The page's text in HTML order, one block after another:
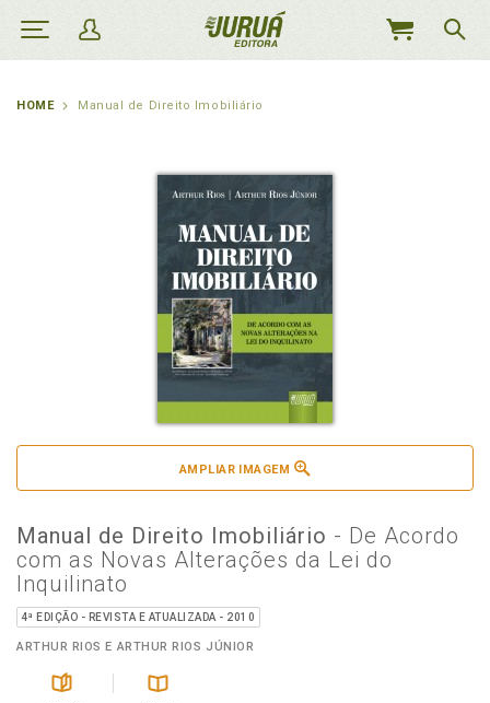
MEU
HOME Manual de Direito Imobiliário
AMPLIAR IMAGEM
Manual de Direito Imobiliário - De Acordo
com as Novas Alterações da Lei do
Inquilinato
4ª EDIÇÃO - REVISTA E ATUALIZADA - 2010
ARTHUR RIOS E ARTHUR RIOS JÚNIOR